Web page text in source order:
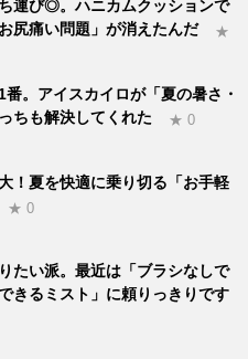
運び◎。ハニカムクッションで
尻痛い問題」が消えたんだ
★
。アイスカイロが「夏の暑さ・
ちも解決してくれた
★ 0
！夏を快適に乗り切る「お手軽
★ 0
たい派。最近は「ブラシなしで
きるミスト」に頼りっきりです